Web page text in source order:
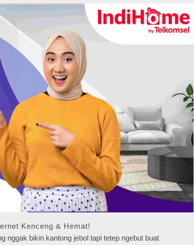
Kenceng & Hemat!
nggak bikin kantong jebol tapi tetep ngebut buat